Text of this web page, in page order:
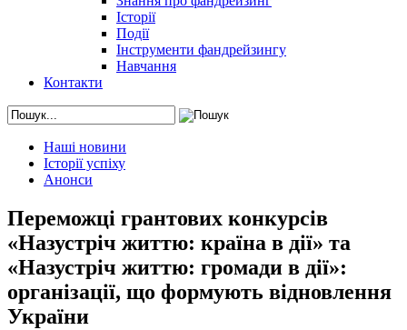
Історії
Події
Інструменти фандрейзингу
Навчання
Контакти
Наші новини
Історії успіху
Анонси
Переможці грантових конкурсів
«Назустріч життю: країна в дії» та
«Назустріч життю: громади в дії»:
організації, що формують відновлення
України